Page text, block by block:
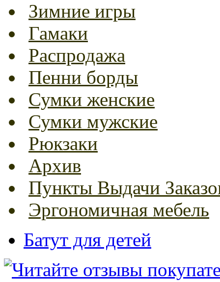
Зимние игры
Гамаки
Распродажа
Пенни борды
Сумки женские
Сумки мужские
Рюкзаки
Архив
Пункты Выдачи
Эргономичная мебель
Батут для детей